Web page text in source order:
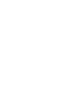
택 버튼을 선택하